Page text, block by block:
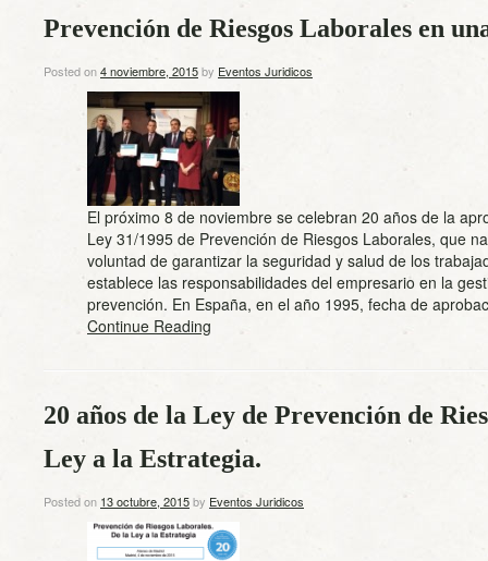
Prevención de Riesgos Laborales en
Posted on4 noviembre, 2015by Eventos Juridicos
El próximo 8 de noviembre se celebran 20 años de la
Ley 31/1995 de Prevención de Riesgos Laborales, que
voluntad de garantizar la seguridad y salud de los
establece las responsabilidades del empresario en la
prevención. En España, en el año 1995, fecha de
Continue Reading
20 años de la Ley de Prevención de
Ley a la Estrategia.
Posted on 13 octubre, 2015by Eventos Juridicos